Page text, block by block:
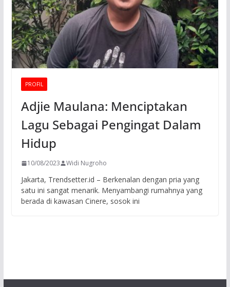
PROFIL
Adjie Maulana: Menciptakan
Lagu Sebagai Pengingat Dalam
Hidup
10/08/2023 Widi Nugroho
Jakarta, Trendsetter.id – Berkenalan dengan pria yang
satu ini sangat menarik. Menyambangi rumahnya yang
berada di kawasan Cinere, sosok ini